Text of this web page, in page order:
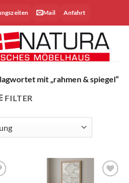
Mail Anfahrt
mit „rahmen & spiegel“
FILTER